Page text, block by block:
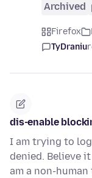
Archived
Firefox
TyDraniu
dis-enable
I am trying to
denied. Believe
am a non-